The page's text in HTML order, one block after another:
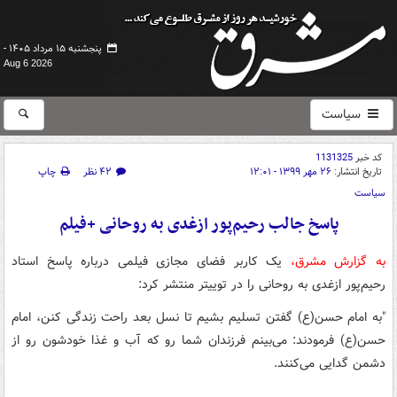
پنجشنبه ۱۵ مرداد ۱۴۰۵ -
Aug 6 2026
سیاست
کد خبر1131325
تاریخ انتشار: ۲۶ مهر ۱۳۹۹ - ۱۲:۰۱ ۴۲ نظر
چاپ
سیاست
پاسخ جالب رحیم‌پور ازغدی به روحانی +فیلم
به گزارش مشرق، یک کاربر فضای مجازی فیلمی درباره پاسخ استاد
رحیم‌پور ازغدی به روحانی را در توییتر منتشر کرد:
"به امام حسن(ع) گفتن تسلیم بشیم تا نسل بعد راحت زندگی کنن، امام
حسن(ع) فرمودند: می‌بینم فرزندان شما رو که آب و غذا خودشون رو از
دشمن گدایی می‌کنند.